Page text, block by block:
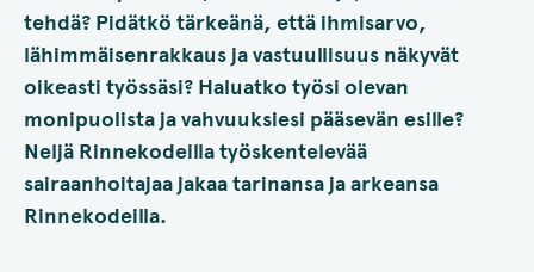
tehdä? Pidätkö tärkeänä, että ihmisarvo,
lähimmäisenrakkaus ja vastuullisuus näkyvät
oikeasti työssäsi? Haluatko työsi olevan
monipuolista ja vahvuuksiesi pääsevän esille?
Neljä Rinnekodeilla työskentelevää
sairaanhoitajaa jakaa tarinansa ja arkeansa
Rinnekodeilla.